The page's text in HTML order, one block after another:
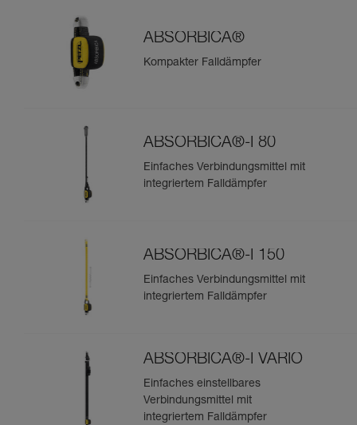
ABSORBICA®
Kompakter Falldämpfer
ABSORBICA®-I 80
Einfaches Verbindungsmittel mit
integriertem Falldämpfer
ABSORBICA®-I 150
Einfaches Verbindungsmittel mit
integriertem Falldämpfer
ABSORBICA®-I VARIO
Einfaches einstellbares
Verbindungsmittel mit
integriertem Falldämpfer